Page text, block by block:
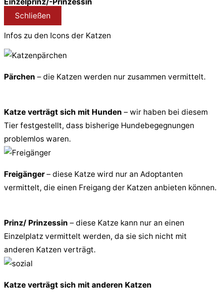
Schließen
Infos zu den Icons der Katzen
Pärchen – die Katzen werden nur zusammen vermittelt.
Katze verträgt sich mit Hunden – wir haben bei diesem
Tier festgestellt, dass bisherige Hundebegegnungen
problemlos waren.
Freigänger – diese Katze wird nur an Adoptanten
vermittelt, die einen Freigang der Katzen anbieten können.
Prinz/ Prinzessin – diese Katze kann nur an einen
Einzelplatz vermittelt werden, da sie sich nicht mit
anderen Katzen verträgt.
Katze verträgt sich mit anderen Katzen